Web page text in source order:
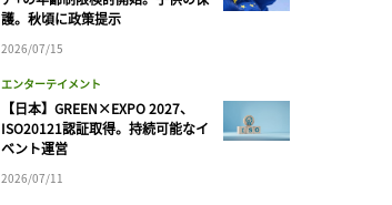
護。秋頃に政策提示
2026/07/15
エンターテイメント
【日本】GREEN×EXPO 2027、
ISO20121認証取得。持続可能なイ
ベント運営
2026/07/11